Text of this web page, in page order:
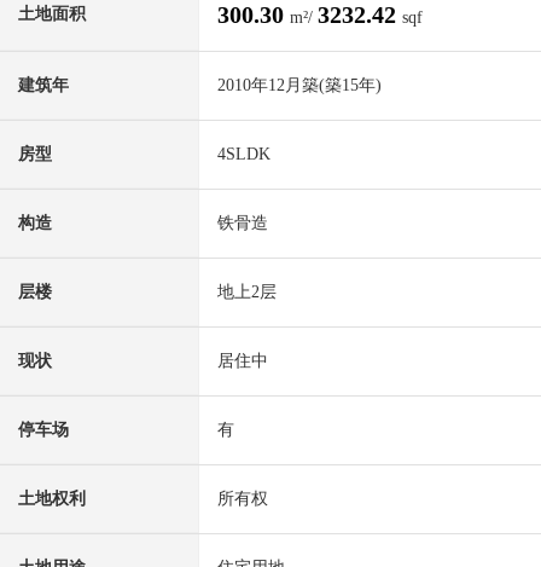
土地面积 300.30 m²/ 3232.42 sqf
建筑年 2010年12月築(築15年)
房型 4SLDK
构造 铁骨造
层楼 地上2层
现状 居住中
停车场 有
土地权利 所有权